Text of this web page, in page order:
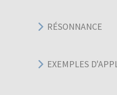
RÉSONNANCE
EXEMPLES